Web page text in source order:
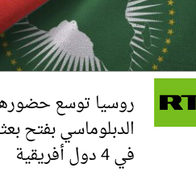
أهم
روسيا توسع
الدبلوماسي بفتح
في 4 دول أفريقية